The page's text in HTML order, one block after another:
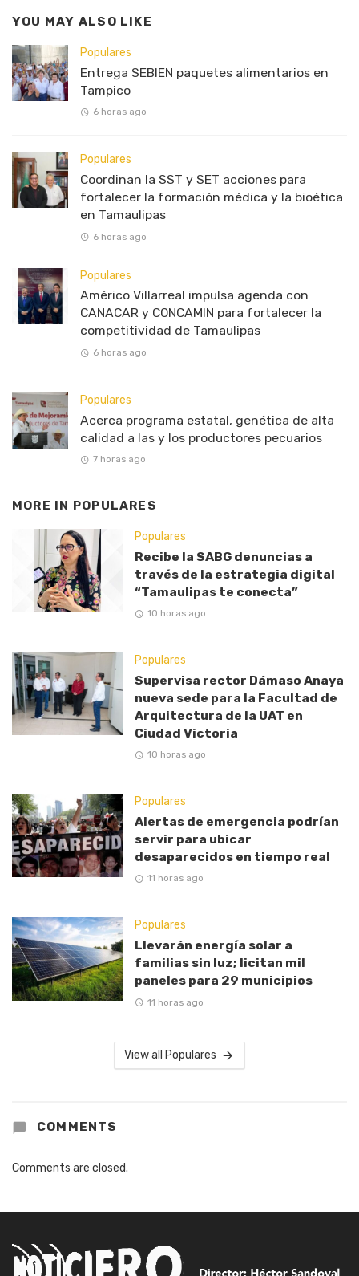
YOU MAY ALSO LIKE
Populares
Entrega SEBIEN paquetes alimentarios en
Tampico
6 horas ago
Populares
Coordinan la SST y SET acciones para
fortalecer la formación médica y la bioética
en Tamaulipas
6 horas ago
Populares
Américo Villarreal impulsa agenda con
CANACAR y CONCAMIN para fortalecer la
competitividad de Tamaulipas
6 horas ago
Populares
Acerca programa estatal, genética de alta
calidad a las y los productores pecuarios
7 horas ago
MORE IN POPULARES
Populares
Recibe la SABG denuncias a
través de la estrategia digital
“Tamaulipas te conecta”
10 horas ago
Populares
Supervisa rector Dámaso Anaya
nueva sede para la Facultad de
Arquitectura de la UAT en
Ciudad Victoria
10 horas ago
Populares
Alertas de emergencia podrían
servir para ubicar
desaparecidos en tiempo real
11 horas ago
Populares
Llevarán energía solar a
familias sin luz; licitan mil
paneles para 29 municipios
11 horas ago
View all Populares
COMMENTS
Comments are closed.